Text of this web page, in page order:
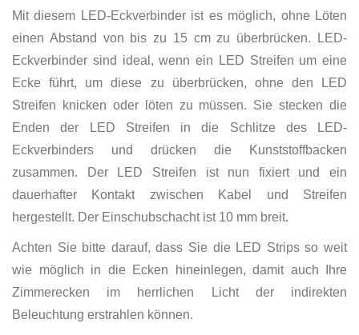
Mit diesem LED-Eckverbinder ist es möglich, ohne Löten
einen Abstand von bis zu 15 cm zu überbrücken. LED-
Eckverbinder sind ideal, wenn ein LED Streifen um eine
Ecke führt, um diese zu überbrücken, ohne den LED
Streifen knicken oder löten zu müssen. Sie stecken die
Enden der LED Streifen in die Schlitze des LED-
Eckverbinders und drücken die Kunststoffbacken
zusammen. Der LED Streifen ist nun fixiert und ein
dauerhafter Kontakt zwischen Kabel und Streifen
hergestellt. Der Einschubschacht ist 10 mm breit.
Achten Sie bitte darauf, dass Sie die LED Strips so weit
wie möglich in die Ecken hineinlegen, damit auch Ihre
Zimmerecken im herrlichen Licht der indirekten
Beleuchtung erstrahlen können.